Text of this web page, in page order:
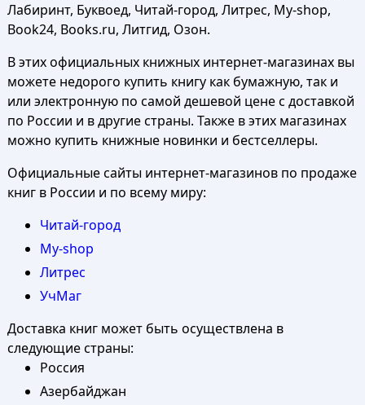
Лабиринт, Буквоед, Читай-город, Литрес, My-shop,
Book24, Books.ru, Литгид, Озон.
В этих официальных книжных интернет-магазинах вы
можете недорого купить книгу как бумажную, так и
или электронную по самой дешевой цене с доставкой
по России и в другие страны. Также в этих магазинах
можно купить книжные новинки и бестселлеры.
Официальные сайты интернет-магазинов по продаже
книг в России и по всему миру:
Читай-город
My-shop
Литрес
УчМаг
Доставка книг может быть осуществлена в
следующие страны:
Россия
Азербайджан